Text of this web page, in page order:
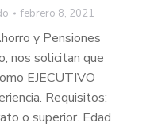
febrero 8, 2021
y Pensiones
nos solicitan que
EJECUTIVO
Requisitos:
o superior. Edad